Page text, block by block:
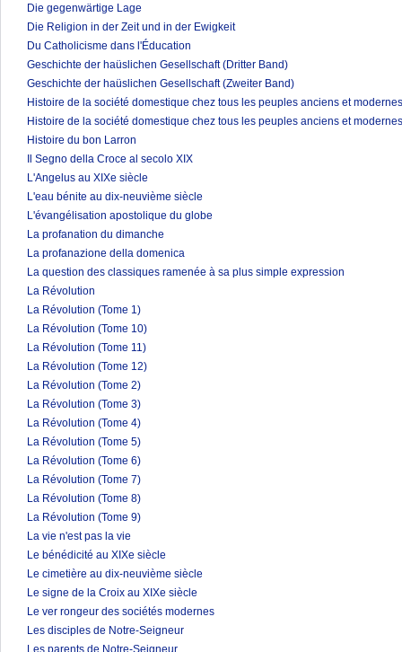
Die gegenwärtige Lage
Die Religion in der Zeit und in der Ewigkeit
Du Catholicisme dans l'Éducation
Geschichte der haüslichen Gesellschaft (Dritter Band)
Geschichte der haüslichen Gesellschaft (Zweiter Band)
Histoire de la société domestique chez tous les peuples anciens et
Histoire de la société domestique chez tous les peuples anciens et
Histoire du bon Larron
Il Segno della Croce al secolo XIX
L'Angelus au XIXe siècle
L'eau bénite au dix-neuvième siècle
L'évangélisation apostolique du globe
La profanation du dimanche
La profanazione della domenica
La question des classiques ramenée à sa plus simple expression
La Révolution
La Révolution (Tome 1)
La Révolution (Tome 10)
La Révolution (Tome 11)
La Révolution (Tome 12)
La Révolution (Tome 2)
La Révolution (Tome 3)
La Révolution (Tome 4)
La Révolution (Tome 5)
La Révolution (Tome 6)
La Révolution (Tome 7)
La Révolution (Tome 8)
La Révolution (Tome 9)
La vie n'est pas la vie
Le bénédicité au XIXe siècle
Le cimetière au dix-neuvième siècle
Le signe de la Croix au XIXe siècle
Le ver rongeur des sociétés modernes
Les disciples de Notre-Seigneur
Les parents de Notre-Seigneur